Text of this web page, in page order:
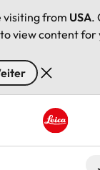
visiting from USA.
view content for